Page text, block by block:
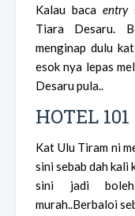
Kalau bacaentry
Tiara Desaru.
menginap dulu
esok nya lepas
Desaru pula..
HOTEL
Kat Ulu Tiram ni
sini sebab dah kali
sini jadi
murah..Berbaloi